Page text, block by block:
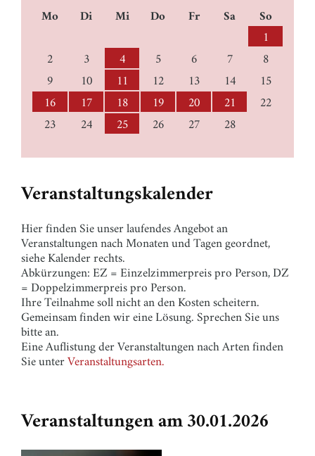
Veranstaltungskalender
Hier finden Sie unser laufendes Angebot an
Veranstaltungen nach Monaten und Tagen geordnet,
siehe Kalender rechts.
Abkürzungen: EZ = Einzelzimmerpreis pro Person, DZ
= Doppelzimmerpreis pro Person.
Ihre Teilnahme soll nicht an den Kosten scheitern.
Gemeinsam finden wir eine Lösung. Sprechen Sie uns
bitte an.
Eine Auflistung der Veranstaltungen nach Arten finden
Sie unter Veranstaltungsarten.
Veranstaltungen am 30.01.2026
Mo Di Mi Do Fr Sa
So
1
2 3 4 5 6 7 8
9 10 11 12 13 14 15
16 17 18 19 20 21 22
23 24 25 26 27 28